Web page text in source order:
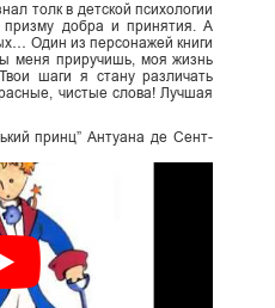
толк в детской психологии
призму добра и принятия. А
Один из персонажей книги
меня приручишь, моя жизнь
шаги я стану различать
чистые слова! Лучшая
принц” Антуана де Сент-